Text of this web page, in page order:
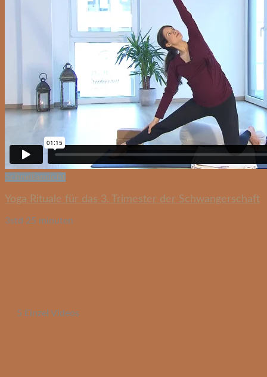
Schnellansicht
Yoga Rituale für das 3. Trimester der Schwangerschaft
3std 25 minuten
5 Einzel Videos